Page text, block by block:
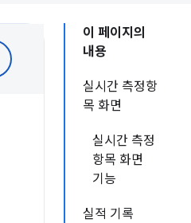
이 페이지의
내용
실시간 측정항
목 화면
실시간 측정
항목 화면
기능
실적 기록